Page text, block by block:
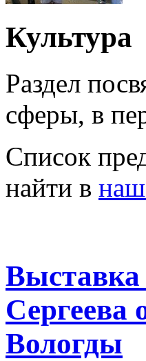
Культура
Раздел
сферы, в
Список
найти в
Выставка
Сергеева
Вологды